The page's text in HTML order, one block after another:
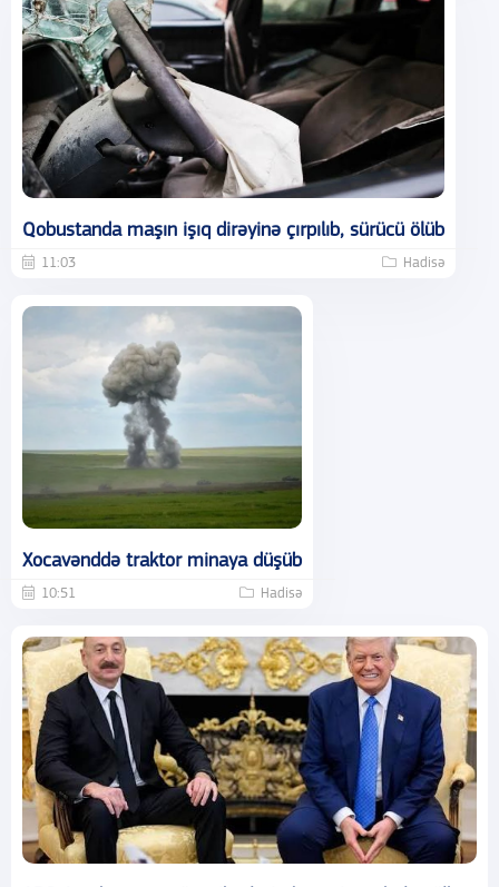
Qobustanda maşın işıq dirəyinə çırpılıb, sürücü ölüb
11:03 Hadisə
Xocavənddə traktor minaya düşüb
10:51 Hadisə